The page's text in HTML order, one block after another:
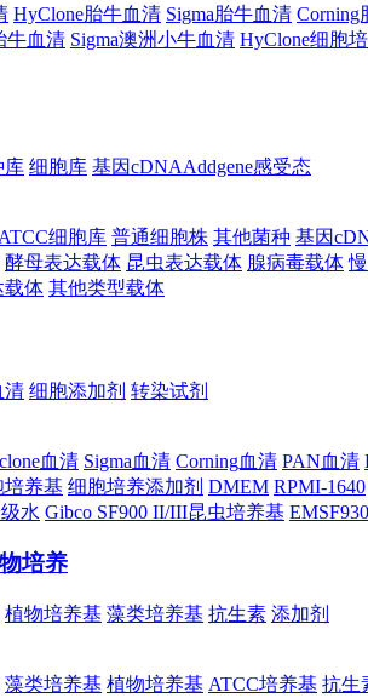
HyClone胎牛血清 Sigma胎牛血清 Corning
牛血清 Sigma澳洲小牛血清 HyClone细胞
库 细胞库 基因cDNAAddgene感受态
ATCC细胞库 普通细胞株 其他菌种 基因
酵母表达载体 昆虫表达载体 腺病毒载体
载体 其他类型载体
清 细胞添加剂 转染试剂
血清 Sigma血清 Corning血清 PAN血清
培养基 细胞培养添加剂 DMEM RPMI-1640
水 Gibco SF900 II/III昆虫培养基
培养
植物培养基 藻类培养基 抗生素 添加剂
藻类培养基 植物培养基 ATCC培养基 抗生